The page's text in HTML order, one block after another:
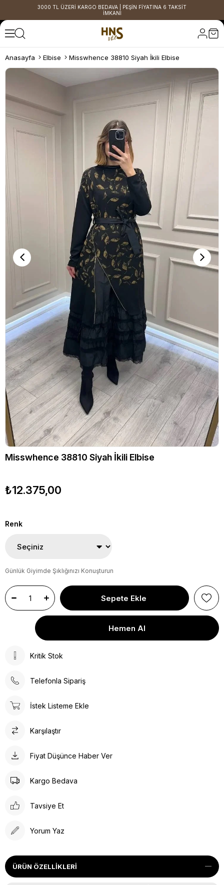
3000 TL ÜZERİ KARGO BEDAVA | PEŞİN FİYATINA 6 TAKSİT
İMKANI
Anasayfa Elbise Misswhence 38810 Siyah İkili Elbise
Misswhence 38810 Siyah İkili Elbise
₺12.375,00
Renk
Günlük Giyimde Şıklığınızı Konuşturun
Kritik Stok
Telefonla Sipariş
İstek Listeme Ekle
Karşılaştır
Fiyat Düşünce Haber Ver
Kargo Bedava
Tavsiye Et
Yorum Yaz
ÜRÜN ÖZELLIKLERI